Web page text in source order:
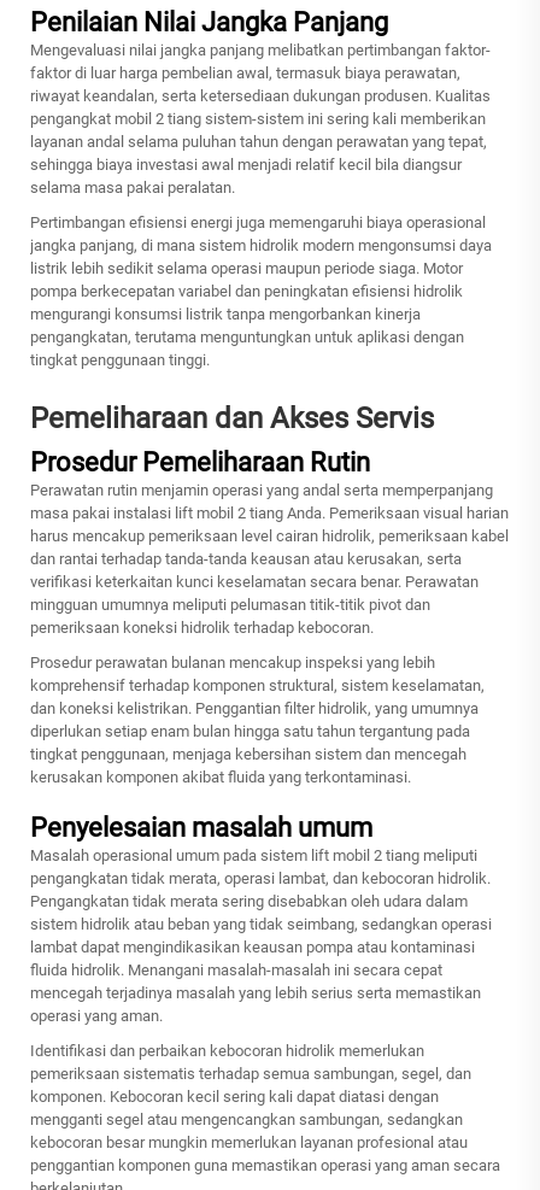
Penilaian Nilai Jangka Panjang
Mengevaluasi nilai jangka panjang melibatkan pertimbangan faktor-
faktor di luar harga pembelian awal, termasuk biaya perawatan,
riwayat keandalan, serta ketersediaan dukungan produsen. Kualitas
pengangkat mobil 2 tiang sistem-sistem ini sering kali memberikan
layanan andal selama puluhan tahun dengan perawatan yang tepat,
sehingga biaya investasi awal menjadi relatif kecil bila diangsur
selama masa pakai peralatan.
Pertimbangan efisiensi energi juga memengaruhi biaya operasional
jangka panjang, di mana sistem hidrolik modern mengonsumsi daya
listrik lebih sedikit selama operasi maupun periode siaga. Motor
pompa berkecepatan variabel dan peningkatan efisiensi hidrolik
mengurangi konsumsi listrik tanpa mengorbankan kinerja
pengangkatan, terutama menguntungkan untuk aplikasi dengan
tingkat penggunaan tinggi.
Pemeliharaan dan Akses Servis
Prosedur Pemeliharaan Rutin
Perawatan rutin menjamin operasi yang andal serta memperpanjang
masa pakai instalasi lift mobil 2 tiang Anda. Pemeriksaan visual harian
harus mencakup pemeriksaan level cairan hidrolik, pemeriksaan kabel
dan rantai terhadap tanda-tanda keausan atau kerusakan, serta
verifikasi keterkaitan kunci keselamatan secara benar. Perawatan
mingguan umumnya meliputi pelumasan titik-titik pivot dan
pemeriksaan koneksi hidrolik terhadap kebocoran.
Prosedur perawatan bulanan mencakup inspeksi yang lebih
komprehensif terhadap komponen struktural, sistem keselamatan,
dan koneksi kelistrikan. Penggantian filter hidrolik, yang umumnya
diperlukan setiap enam bulan hingga satu tahun tergantung pada
tingkat penggunaan, menjaga kebersihan sistem dan mencegah
kerusakan komponen akibat fluida yang terkontaminasi.
Penyelesaian masalah umum
Masalah operasional umum pada sistem lift mobil 2 tiang meliputi
pengangkatan tidak merata, operasi lambat, dan kebocoran hidrolik.
Pengangkatan tidak merata sering disebabkan oleh udara dalam
sistem hidrolik atau beban yang tidak seimbang, sedangkan operasi
lambat dapat mengindikasikan keausan pompa atau kontaminasi
fluida hidrolik. Menangani masalah-masalah ini secara cepat
mencegah terjadinya masalah yang lebih serius serta memastikan
operasi yang aman.
Identifikasi dan perbaikan kebocoran hidrolik memerlukan
pemeriksaan sistematis terhadap semua sambungan, segel, dan
komponen. Kebocoran kecil sering kali dapat diatasi dengan
mengganti segel atau mengencangkan sambungan, sedangkan
kebocoran besar mungkin memerlukan layanan profesional atau
penggantian komponen guna memastikan operasi yang aman secara